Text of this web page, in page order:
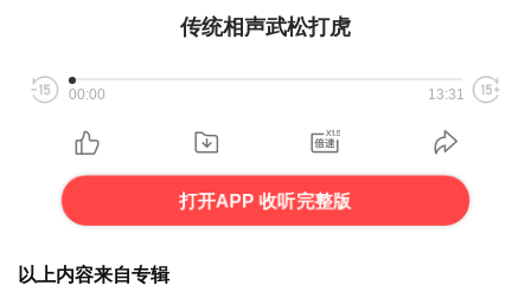
传统相声武松打虎
00:00 13:31
打开APP 收听完整版
以上内容来自专辑